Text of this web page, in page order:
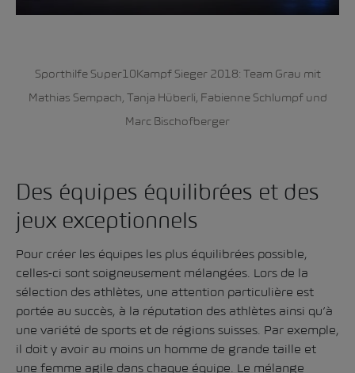
Sporthilfe Super10Kampf Sieger 2018: Team Grau mit
Mathias Sempach, Tanja Hüberli, Fabienne Schlumpf und
Marc Bischofberger
Des équipes équilibrées et des
jeux exceptionnels
Pour créer les équipes les plus équilibrées possible,
celles-ci sont soigneusement mélangées. Lors de la
sélection des athlètes, une attention particulière est
portée au succès, à la réputation des athlètes ainsi qu’à
une variété de sports et de régions suisses. Par exemple,
il doit y avoir au moins un homme de grande taille et
une femme agile dans chaque équipe. Le mélange